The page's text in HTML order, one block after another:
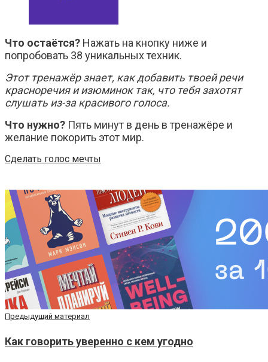
Что остаётся? Нажать на кнопку ниже и
попробовать 38 уникальных техник.
Этот тренажёр знает, как добавить твоей речи
красноречия и изюминок так, что тебя захотят
слушать из-за красивого голоса.
Что нужно? Пять минут в день в тренажёре и
желание покорить этот мир.
Сделать голос мечты
Предыдущий материал
Как говорить уверенно с кем угодно